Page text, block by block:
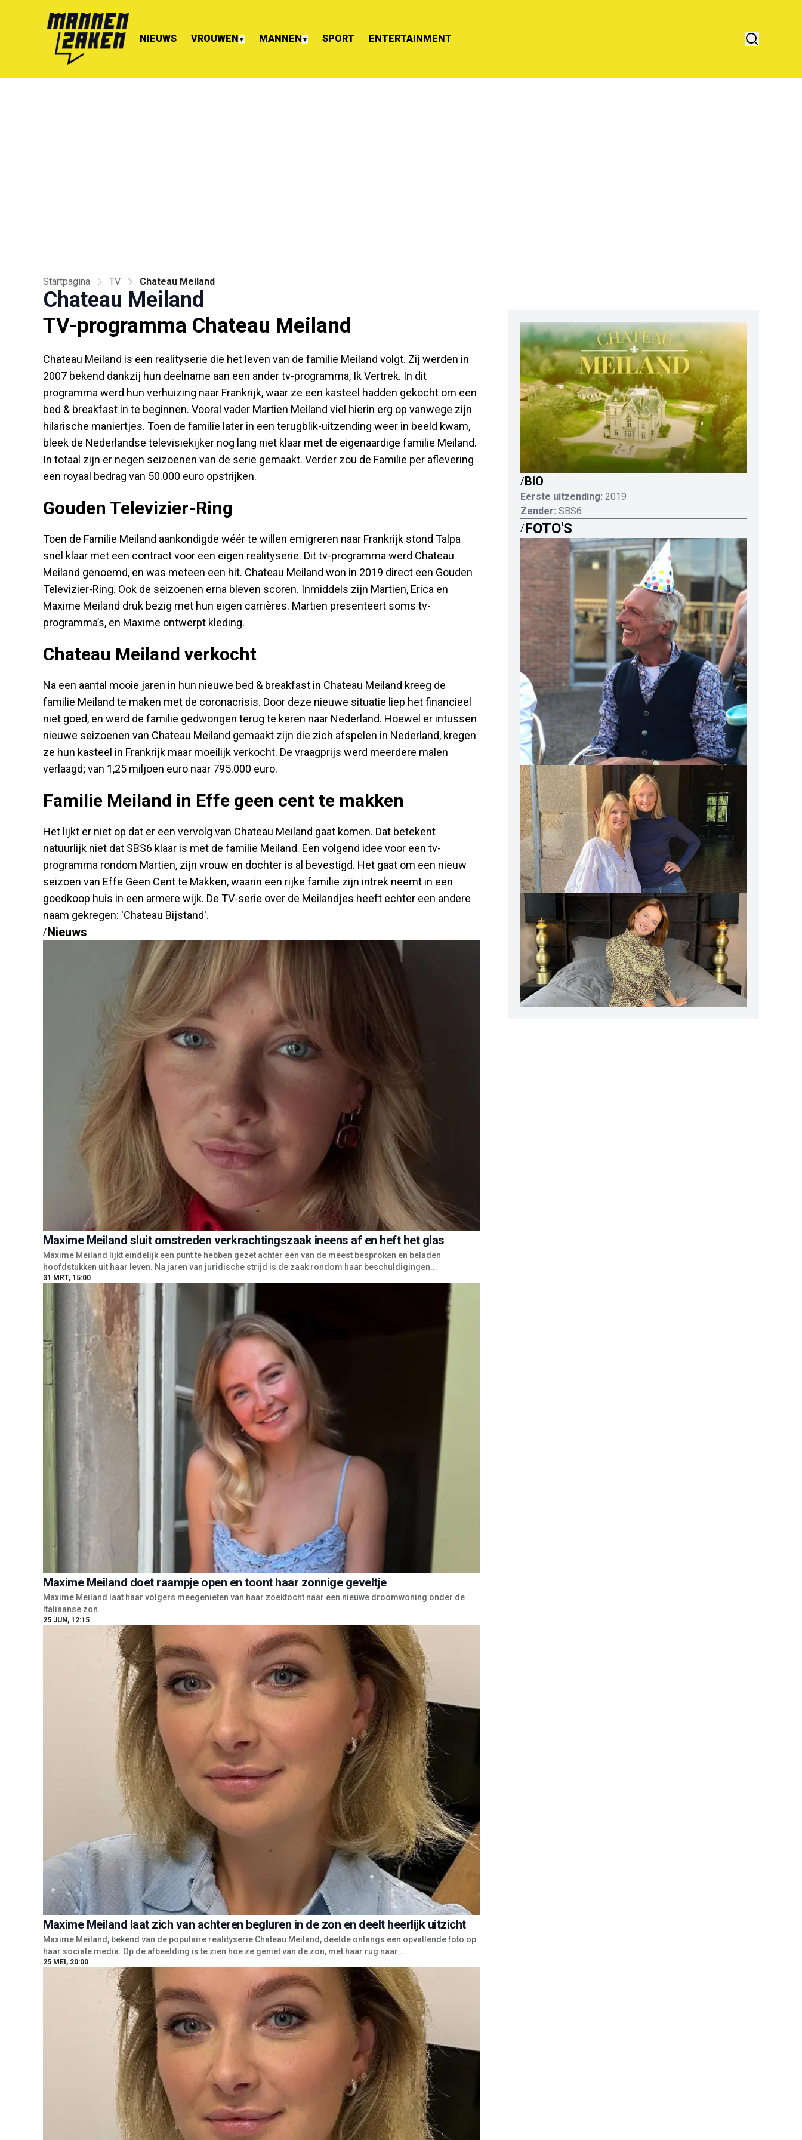
NIEUWS VROUWEN ▼ MANNEN ▼ SPORT ENTERTAINMENT
Startpagina TV Chateau Meiland
Chateau Meiland
TV-programma Chateau Meiland
Chateau Meiland is een realityserie die het leven van de familie Meiland volgt. Zij werden in
2007 bekend dankzij hun deelname aan een ander tv-programma, Ik Vertrek. In dit
programma werd hun verhuizing naar Frankrijk, waar ze een kasteel hadden gekocht om een
bed & breakfast in te beginnen. Vooral vader Martien Meiland viel hierin erg op vanwege zijn
hilarische maniertjes. Toen de familie later in een terugblik-uitzending weer in beeld kwam,
bleek de Nederlandse televisiekijker nog lang niet klaar met de eigenaardige familie Meiland.
In totaal zijn er negen seizoenen van de serie gemaakt. Verder zou de Familie per aflevering
een royaal bedrag van 50.000 euro opstrijken.
Gouden Televizier-Ring
Toen de Familie Meiland aankondigde wéér te willen emigreren naar Frankrijk stond Talpa
snel klaar met een contract voor een eigen realityserie. Dit tv-programma werd Chateau
Meiland genoemd, en was meteen een hit. Chateau Meiland won in 2019 direct een Gouden
Televizier-Ring. Ook de seizoenen erna bleven scoren. Inmiddels zijn Martien, Erica en
Maxime Meiland druk bezig met hun eigen carrières. Martien presenteert soms tv-
programma’s, en Maxime ontwerpt kleding.
Chateau Meiland verkocht
Na een aantal mooie jaren in hun nieuwe bed & breakfast in Chateau Meiland kreeg de
familie Meiland te maken met de coronacrisis. Door deze nieuwe situatie liep het financieel
niet goed, en werd de familie gedwongen terug te keren naar Nederland. Hoewel er intussen
nieuwe seizoenen van Chateau Meiland gemaakt zijn die zich afspelen in Nederland, kregen
ze hun kasteel in Frankrijk maar moeilijk verkocht. De vraagprijs werd meerdere malen
verlaagd; van 1,25 miljoen euro naar 795.000 euro.
Familie Meiland in Effe geen cent te makken
Het lijkt er niet op dat er een vervolg van Chateau Meiland gaat komen. Dat betekent
natuurlijk niet dat SBS6 klaar is met de familie Meiland. Een volgend idee voor een tv-
programma rondom Martien, zijn vrouw en dochter is al bevestigd. Het gaat om een nieuw
seizoen van Effe Geen Cent te Makken, waarin een rijke familie zijn intrek neemt in een
goedkoop huis in een armere wijk. De TV-serie over de Meilandjes heeft echter een andere
naam gekregen: 'Chateau Bijstand'.
/Nieuws
Maxime Meiland sluit omstreden verkrachtingszaak ineens af en heft het glas
Maxime Meiland lijkt eindelijk een punt te hebben gezet achter een van de meest besproken en beladen
hoofdstukken uit haar leven. Na jaren van juridische strijd is de zaak rondom haar beschuldigingen...
31 MRT, 15:00
Maxime Meiland doet raampje open en toont haar zonnige geveltje
Maxime Meiland laat haar volgers meegenieten van haar zoektocht naar een nieuwe droomwoning onder de
Italiaanse zon.
25 JUN, 12:15
Maxime Meiland laat zich van achteren begluren in de zon en deelt heerlijk uitzicht
Maxime Meiland, bekend van de populaire realityserie Chateau Meiland, deelde onlangs een opvallende foto op
haar sociale media. Op de afbeelding is te zien hoe ze geniet van de zon, met haar rug naar...
25 MEI, 20:00
/ BIO
Eerste uitzending: 2019
Zender: SBS6
/FOTO'S